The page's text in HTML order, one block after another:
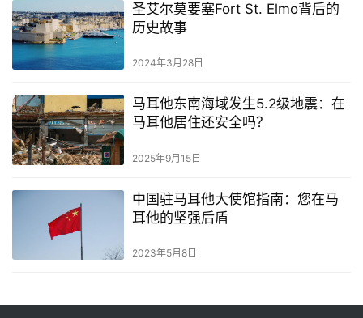
圣艾尔莫要塞Fort St. Elmo背后的
历史故事
2024年3月28日
马耳他东南海域发生5.2级地震：在
马耳他居住还安全吗？
2025年9月15日
中国驻马耳他大使馆指南：您在马
耳他的坚强后盾
2023年5月8日